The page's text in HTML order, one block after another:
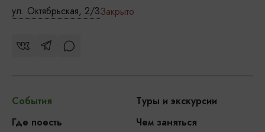
ул. Октябрьская, 2/3Закрыто
События
Туры и экскурсии
Где поесть
Чем заняться